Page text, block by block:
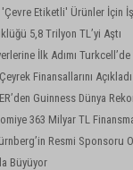
Etiketli' Ürünler İçin
5,8 Trilyon TL’yi Aştı
İlk Adımı Turkcell’de
Finansallarını Açıkladı
Guinness Dünya
363 Milyar TL
Resmi Sponsoru
Büyüyor